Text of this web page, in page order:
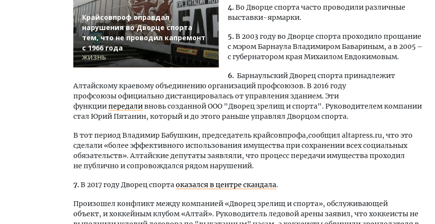
Крайсовпроф оправдал
нарушения во Дворце спорта
тем, что не проводил капремонт
с 1966 года
ЖИЗНЬ
4.Во Дворце спорта часто проводили различные
выставки-ярмарки.
5.В 2003 году во Дворце спорта проходило прощание
с мэром Барнаула Владимиром Бавариным, а в 2005 –
с губернатором края Михаилом Евдокимовым.
6. Барнаульский Дворец спорта принадлежит
Алтайскому краевому объединению организаций профсоюзов. В 2016 году
профсоюзы официально дистанцировалась от управления зданием. Эти
функциипередаливновь созданной ООО "Дворец зрелищ и спорта". Руководителем компании
стал Юрий Пятанин, который и до этого раньше управлял Дворцом спорта.
В тот период Владимир Бабушкин, председатель крайсовпрофа,сообщил altapress.ru, что это
сделали «более эффективного использования имущества при сохранении всех социальных
обязательств». Алтайские депутаты заявляли, что процесс передачи имущества проходил
не публично и сопровождался рядом нарушений.
7.В 2017 году Дворец спортаоказался в центре скандала.
Произошел конфликт между компанией «Дворец зрелищ и спорта», обслуживающей
объект, и хоккейным клубом «Алтай». Руководитель ледовой арены заявил, что хоккеисты не